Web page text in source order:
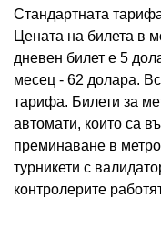
Стандартната
Цената на билета в
дневен билет е 5
месец - 62 долара.
тарифа. Билети за
автомати, които са
преминаване в
турникети с
контролерите